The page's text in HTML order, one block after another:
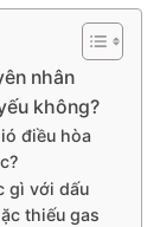
nhân
không?
điều hòa
gì với dấu
thiếu gas